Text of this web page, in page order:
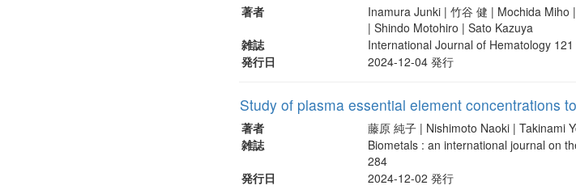
著者
Inamura Junki | 竹谷 健 | Mochida
| Shindo Motohiro | Sato Kazuya
雑誌
International Journal of Hematology
発行日
2024-12-04 発行
Study of plasma essential element concentrations
著者
藤原 純子 | Nishimoto Naoki | Takinami
雑誌
Biometals : an international journal on
284
発行日
2024-12-02 発行